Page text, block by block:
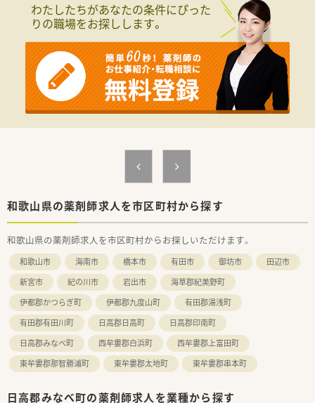
■大阪・奈良・和歌山でグループ合わせて30店舗以上展開してい
る調剤薬局です。
■2020年に大手調剤薬局のホールディングスに加わって、福利
厚生や教育研修も利用可能です。
■社内を３つのエリアに分け、それぞれにエリア長を配置。その
他、ラウンダー勤務の薬剤師も在籍しておりますので、応援体制
が整っています。
■今後の薬局の生き残りを図るべく、「地域に求められる薬局」
を目指し、かかりつけ薬局・薬剤師の積極的な推進や地域連携薬
局への認定、
を行っております。
■グループ共通で運用する「基幹システム（在庫・経理）」、「監査
■原則として、配属店舗での勤務となりますが、他店舗での勤務
やマネジメント等級への昇格などの要望にも対応しています。
平・公正な昇降級・昇降格を行うほか、
退職金制度も、現状の積立方式から将来的には企業型確定拠出
年金（企業型DC）への移行も予定しております。
■年間休日120日以上、また年次有給休暇の取得率（実績：70％前
後）も高く、プライベートの両立もとりやすい環境です。
■産休・育休制度を取得され復帰した従業員も多いほか、介護休
業制度も整備され、どなたでも働きやすい環境が整っています。
■研修は、取引業者との勉強会のほか、人事、コンプライアンス、
接遇、等級・職種別研修などにも参加することができます。
■社員割引やレジャー施設の利用など、福利厚生も充実しており
ます。
はございません。
わたしたちがあなたの条件にぴった
りの職場をお探しします。
和歌山県の薬剤師求人を市区町村から探す
和歌山県の薬剤師求人を市区町村からお探しいただけます。
和歌山市 海南市 橋本市 有田市 御坊市
田辺市
新宮市
紀の川市 岩出市
海草郡紀美野町
伊都郡かつらぎ町
伊都郡九度山町
有田郡湯浅町
有田郡有田川町
日高郡日高町
日高郡印南町
日高郡みなべ町
西牟婁郡白浜町
西牟婁郡上富田町
東牟婁郡那智勝浦町
東牟婁郡太地町 東牟婁郡串本町
日高郡みなべ町の薬剤師求人を業種から探す